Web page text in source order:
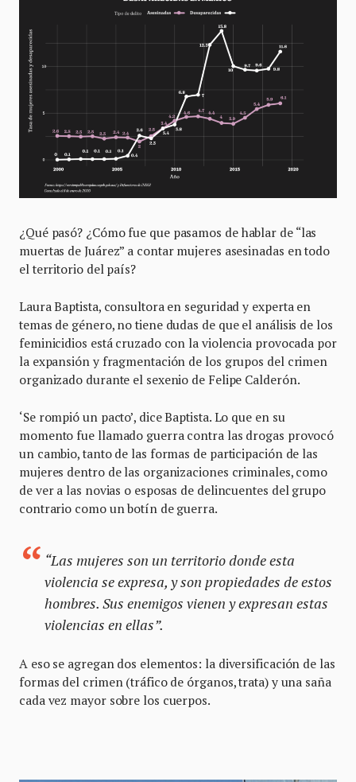
¿Qué pasó? ¿Cómo fue que pasamos de hablar de “las
muertas de Juárez” a contar mujeres asesinadas en todo
el territorio del país?
Laura Baptista, consultora en seguridad y experta en
temas de género, no tiene dudas de que el análisis de los
feminicidios está cruzado con la violencia provocada por
la expansión y fragmentación de los grupos del crimen
organizado durante el sexenio de Felipe Calderón.
‘Se rompió un pacto’, dice Baptista. Lo que en su
momento fue llamado guerra contra las drogas provocó
un cambio, tanto de las formas de participación de las
mujeres dentro de las organizaciones criminales, como
de ver a las novias o esposas de delincuentes del grupo
contrario como un botín de guerra.
“Las mujeres son un territorio donde esta
violencia se expresa, y son propiedades de estos
hombres. Sus enemigos vienen y expresan estas
violencias en ellas”.
A eso se agregan dos elementos: la diversificación de las
formas del crimen (tráfico de órganos, trata) y una saña
cada vez mayor sobre los cuerpos.